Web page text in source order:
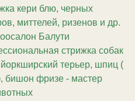
кери блю, черных
миттелей, ризенов и др.
Балути
стрижка собак
терьер, шпиц (
бишон фризе - мастер